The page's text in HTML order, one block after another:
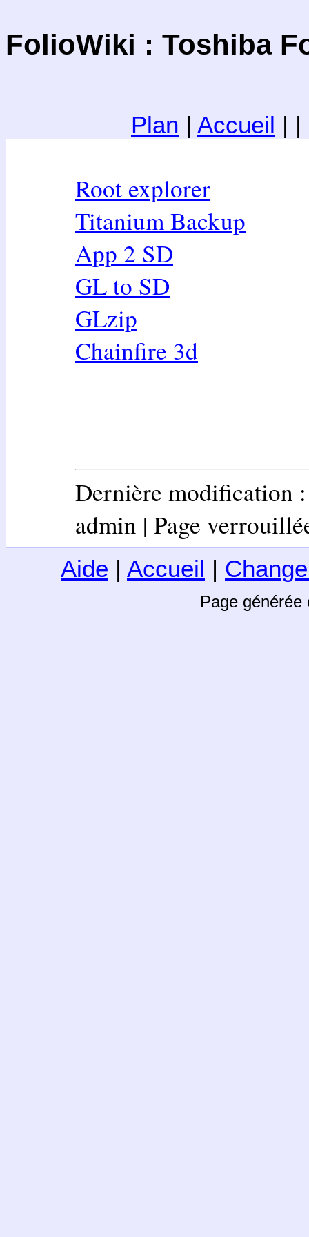
FolioWiki : Toshiba
Plan | Accueil | |
Root explorer
Titanium Backup
App 2 SD
GL to SD
GLzip
Chainfire 3d
Dernière modification
admin | Page
Aide | Accueil |
Page générée